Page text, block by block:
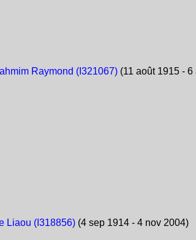
Raymond (I321067)(11 août 1915 - 6
Liaou (I318856)(4 sep 1914 - 4 nov 2004)